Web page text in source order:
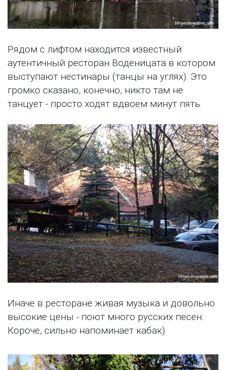
Рядом с лифтом находится известный
аутентичный ресторан Воденицата в котором
выступают нестинары (танцы на углях). Это
громко сказано, конечно, никто там не
танцует - просто ходят вдвоем минут пять.
Иначе в ресторане живая музыка и довольно
высокие цены - поют много русских песен.
Короче, сильно напоминает кабак)